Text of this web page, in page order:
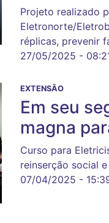
Projeto realizado
Eletronorte/
réplicas, prevenir
27/05/2025 -
EXTENSÃO
Em seu
magna
Curso para
reinserção social
07/04/2025 -